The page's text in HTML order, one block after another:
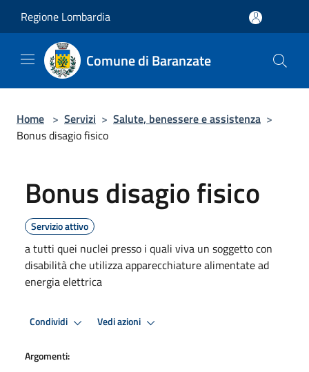
Regione Lombardia
Comune di Baranzate
Home > Servizi > Salute, benessere e assistenza >
Bonus disagio fisico
Bonus disagio fisico
Servizio attivo
a tutti quei nuclei presso i quali viva un soggetto con
disabilità che utilizza apparecchiature alimentate ad
energia elettrica
Condividi Vedi azioni
Argomenti: